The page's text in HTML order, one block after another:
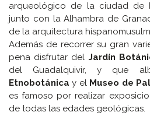
arqueológico de la ciudad de
junto con la Alhambra de
de la arquitectura
Además de recorrer su gran
pena disfrutar del Jardín
del Guadalquivir, y que
Etnobotánica y el Museo de
es famoso por realizar
de todas las edades geológicas.